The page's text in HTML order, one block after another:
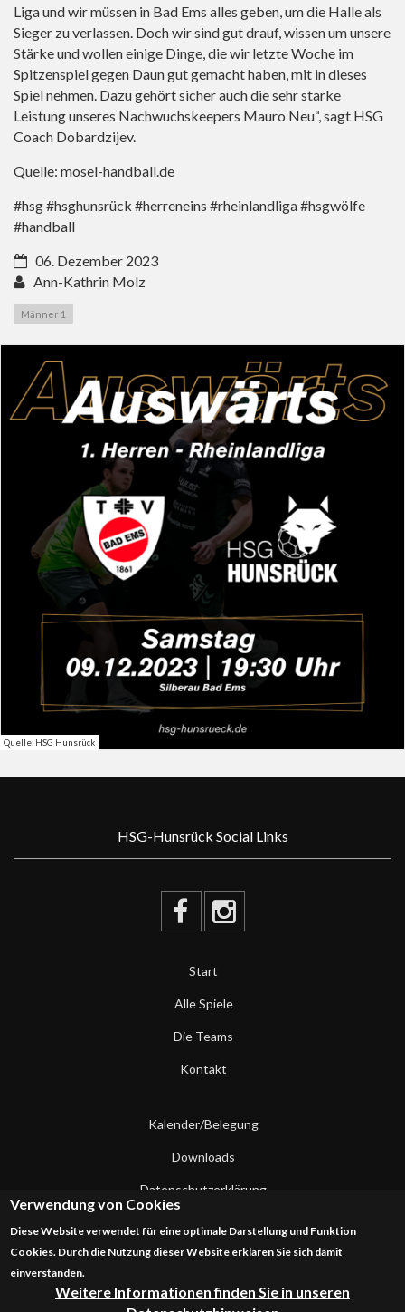
Liga und wir müssen in Bad Ems alles geben, um die Halle als
Sieger zu verlassen. Doch wir sind gut drauf, wissen um unsere
Stärke und wollen einige Dinge, die wir letzte Woche im
Spitzenspiel gegen Daun gut gemacht haben, mit in dieses
Spiel nehmen. Dazu gehört sicher auch die sehr starke
Leistung unseres Nachwuchskeepers Mauro Neu“, sagt HSG
Coach Dobardzijev.
Quelle: mosel-handball.de
#hsg #hsghunsrück #herreneins #rheinlandliga #hsgwölfe
#handball
06. Dezember 2023
Ann-Kathrin Molz
Männer 1
Quelle: HSG Hunsrück
HSG-Hunsrück Social Links
Start
Alle Spiele
Die Teams
Kontakt
Kalender/Belegung
Downloads
Datenschutzerklärung
Kontakt
Verwendung von Cookies
Diese Website verwendet für eine optimale Darstellung und Funktion
Cookies. Durch die Nutzung dieser Website erklären Sie sich damit
einverstanden.
Weitere Informationen finden Sie in unseren